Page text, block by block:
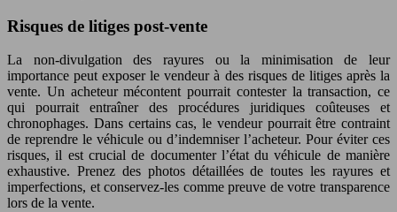
Risques de litiges post-vente
La non-divulgation des rayures ou la minimisation de leur
importance peut exposer le vendeur à des risques de litiges après la
vente. Un acheteur mécontent pourrait contester la transaction, ce
qui pourrait entraîner des procédures juridiques coûteuses et
chronophages. Dans certains cas, le vendeur pourrait être contraint
de reprendre le véhicule ou d’indemniser l’acheteur. Pour éviter ces
risques, il est crucial de documenter l’état du véhicule de manière
exhaustive. Prenez des photos détaillées de toutes les rayures et
imperfections, et conservez-les comme preuve de votre transparence
lors de la vente.